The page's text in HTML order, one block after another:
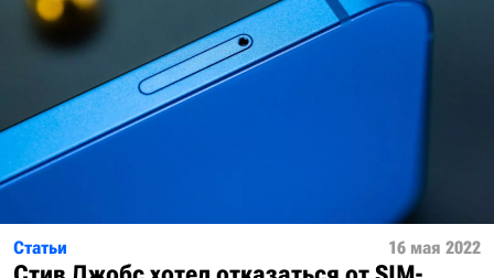
Статьи 16 мая 2022